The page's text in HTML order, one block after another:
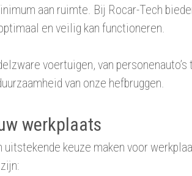
aan ruimte. Bij Rocar-Tech
en veilig kan functioneren.
voertuigen, van
van onze hefbruggen.
werkplaats
keuze maken voor